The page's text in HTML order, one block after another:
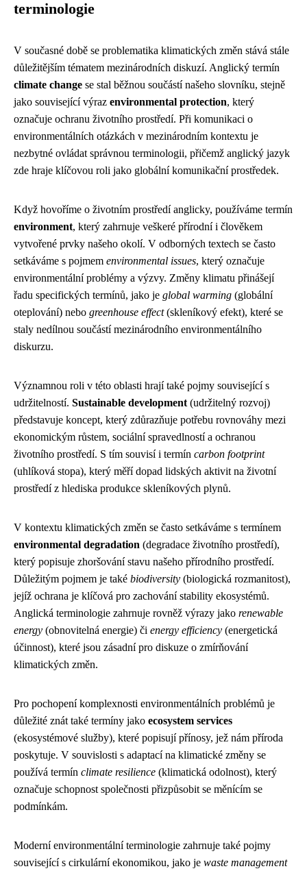
terminologie
V současné době se problematika klimatických změn stává stále
důležitějším tématem mezinárodních diskuzí. Anglický termín
climate change se stal běžnou součástí našeho slovníku, stejně
jako související výraz environmental protection, který
označuje ochranu životního prostředí. Při komunikaci o
environmentálních otázkách v mezinárodním kontextu je
nezbytné ovládat správnou terminologii, přičemž anglický jazyk
zde hraje klíčovou roli jako globální komunikační prostředek.
Když hovoříme o životním prostředí anglicky, používáme termín
environment, který zahrnuje veškeré přírodní i člověkem
vytvořené prvky našeho okolí. V odborných textech se často
setkáváme s pojmem environmental issues, který označuje
environmentální problémy a výzvy. Změny klimatu přinášejí
řadu specifických termínů, jako je global warming (globální
oteplování) nebo greenhouse effect(skleníkový efekt), které se
staly nedílnou součástí mezinárodního environmentálního
diskurzu.
Významnou roli v této oblasti hrají také pojmy související s
udržitelností. Sustainable development (udržitelný rozvoj)
představuje koncept, který zdůrazňuje potřebu rovnováhy mezi
ekonomickým růstem, sociální spravedlností a ochranou
životního prostředí. S tím souvisí i termín carbon footprint
(uhlíková stopa), který měří dopad lidských aktivit na životní
prostředí z hlediska produkce skleníkových plynů.
V kontextu klimatických změn se často setkáváme s termínem
environmental degradation (degradace životního prostředí),
který popisuje zhoršování stavu našeho přírodního prostředí.
Důležitým pojmem je také biodiversity (biologická rozmanitost),
jejíž ochrana je klíčová pro zachování stability ekosystémů.
Anglická terminologie zahrnuje rovněž výrazy jako renewable
energy (obnovitelná energie) či energy efficiency (energetická
účinnost), které jsou zásadní pro diskuze o zmírňování
klimatických změn.
Pro pochopení komplexnosti environmentálních problémů je
důležité znát také termíny jako ecosystem services
(ekosystémové služby), které popisují přínosy, jež nám příroda
poskytuje. V souvislosti s adaptací na klimatické změny se
používá termín climate resilience (klimatická odolnost), který
označuje schopnost společnosti přizpůsobit se měnícím se
podmínkám.
Moderní environmentální terminologie zahrnuje také pojmy
související s cirkulární ekonomikou, jako je waste management